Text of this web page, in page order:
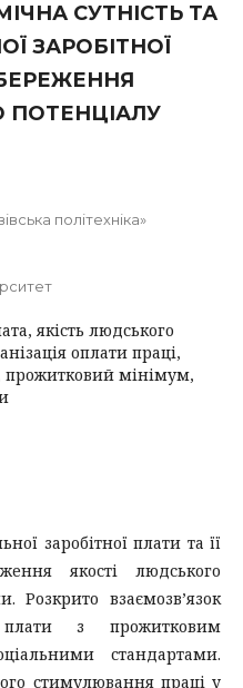
СУТНІСТЬ ТА
ЗАРОБІТНОЇ
ПОТЕНЦІАЛУ
політехніка»
якість людського
оплати праці,
прожитковий мінімум,
заробітної плати та її
якості людського
Розкрито взаємозв’язок
плати з прожитковим
стандартами.
стимулювання праці у